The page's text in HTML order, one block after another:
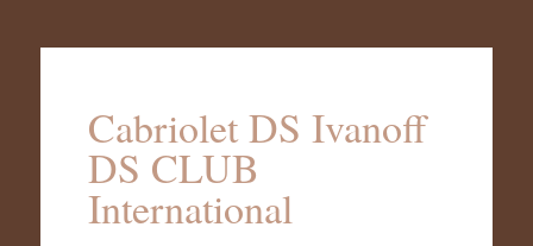
Cabriolet DS Ivanoff
DS CLUB
International